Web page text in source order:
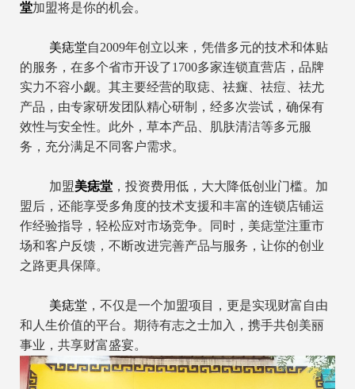
堂加盟将是你的机会。
美痣堂自2009年创立以来，凭借多元的技术和体贴
的服务，在多个省市开设了1700多家连锁直营店，品牌
实力不容小觑。其主要经营的取痣、祛癍、祛痘、祛尤
产品，由专家研发团队精心研制，经多次尝试，确保有
效性与安全性。此外，草本产品、肌肤清洁等多元服
务，充分满足不同客户需求。
加盟美痣堂 ，投资费用低，大大降低创业门槛。加
盟后，还能享受多角度的技术支援和丰富的连锁店铺运
作经验指导，轻松应对市场竞争。同时，美痣堂注重市
场和客户反馈，不断改进完善产品与服务，让你的创业
之路更具保障。
美痣堂 ，不仅是一个加盟项目，更是实现财富自由
和人生价值的平台。期待有志之士加入，携手共创美丽
事业，共享财富盛宴。